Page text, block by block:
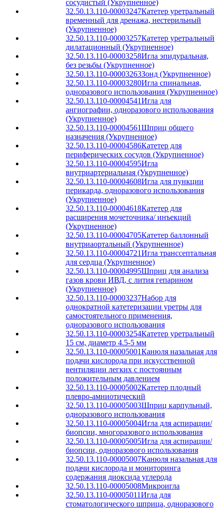
сосудистый (Укрупненное)
32.50.13.110-00003247Катетер уретральный
временный для дренажа, нестерильный
(Укрупненное)
32.50.13.110-00003257Катетер уретральный
дилатационный (Укрупненное)
32.50.13.110-00003258Игла эпидуральная,
без резьбы (Укрупненное)
32.50.13.110-00003263Зонд (Укрупненное)
32.50.13.110-00003280Игла спинальная,
одноразового использования (Укрупненное)
32.50.13.110-00004541Игла для
ангиографии, одноразового использования
(Укрупненное)
32.50.13.110-00004561Шприц общего
назначения (Укрупненное)
32.50.13.110-00004586Катетер для
периферических сосудов (Укрупненное)
32.50.13.110-00004595Игла
внутриартериальная (Укрупненное)
32.50.13.110-00004608Игла для пункции
перикарда, одноразового использования
(Укрупненное)
32.50.13.110-00004618Катетер для
расширения мочеточника/ инъекций
(Укрупненное)
32.50.13.110-00004705Катетер баллонный
внутриаортальный (Укрупненное)
32.50.13.110-00004721Игла транссептальная
для сердца (Укрупненное)
32.50.13.110-00004995Шприц для анализа
газов крови ИВД, с лития гепарином
(Укрупненное)
32.50.13.110-00003237Набор для
однократной катетеризации уретры для
самостоятельного применения,
одноразового использования
32.50.13.110-00003254Катетер уретральный
15 см, диаметр 4.5-5 мм
32.50.13.110-00005001Канюля назальная для
подачи кислорода при искусственной
вентиляции легких с постоянным
положительным давлением
32.50.13.110-00005002Катетер плодный
плевро-амниотический
32.50.13.110-00005003Шприц карпульный,
одноразового использования
32.50.13.110-00005004Игла для аспирации/
биопсии, многоразового использования
32.50.13.110-00005005Игла для аспирации/
биопсии, одноразового использования
32.50.13.110-00005007Канюля назальная для
подачи кислорода и мониторинга
содержания диоксида углерода
32.50.13.110-00005008Микроигла
32.50.13.110-00005011Игла для
стоматологического шприца, одноразового